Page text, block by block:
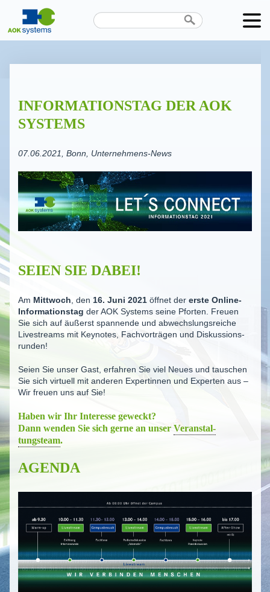
INFORMA­TI­ONSTAG DER AOK
SYSTEMS
07.06.2021, Bonn, Unternehmens-News
SEIEN SIE DABEI!
Am Mittwoch , den 16. Juni 2021 öffnet der erste Online-
Informa­ti­onstag der AOK Systems seine Pforten. Freuen
Sie sich auf äußerst spannende und abwechs­lungs­reiche
Livestreams mit Keynotes, Fachvor­trägen und Diskus­si­ons­
runden!
Seien Sie unser Gast, erfahren Sie viel Neues und tauschen
Sie sich virtuell mit anderen Expertinnen und Experten aus –
Wir freuen uns auf Sie!
Haben wir Ihr Interesse geweckt?
Dann wenden Sie sich gerne an unser Veranstal­
tungsteam.
AGENDA
Karriere
Termine
Kontakt
Datenschutz